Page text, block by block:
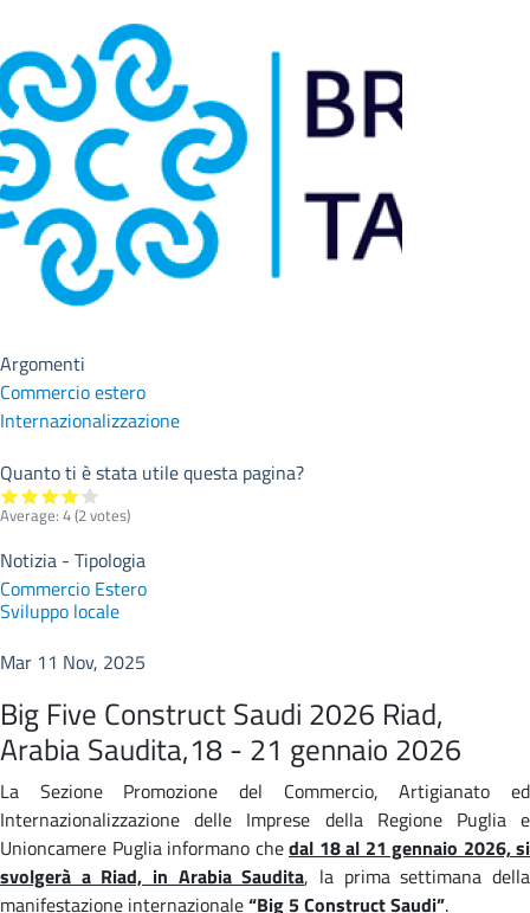
Argomenti
Commercio estero
Internazionalizzazione
Quanto ti è stata utile questa pagina?
Average: 4(2votes)
Notizia - Tipologia
Commercio Estero
Sviluppo locale
Mar 11 Nov, 2025
Big Five Construct Saudi 2026 Riad,
Arabia Saudita,18 - 21 gennaio 2026
La Sezione Promozione del Commercio, Artigianato ed
Internazionalizzazione delle Imprese della Regione Puglia e
Unioncamere Puglia informano chedal 18 al 21 gennaio 2026, si
svolgerà a Riad, in Arabia Saudita, la prima settimana della
manifestazione internazionale“Big 5 Construct Saudi”.